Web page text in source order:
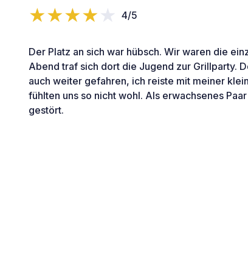
4/5
Der Platz an sich war hübsch. Wir waren die
Abend traf sich dort die Jugend zur Grillparty.
auch weiter gefahren, ich reiste mit meiner
fühlten uns so nicht wohl. Als erwachsenes
gestört.